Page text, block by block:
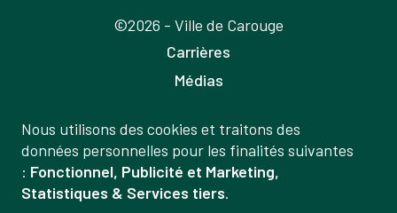
©2026 - Ville de Carouge
Carrières
Médias
Labels
Mentions légales
Politique de confidentialité
Gestion
des
données
Nous utilisons des cookies et traitons des
données personnelles pour les finalités suivantes
: Fonctionnel, Publicité et Marketing,
Statistiques & Services tiers.